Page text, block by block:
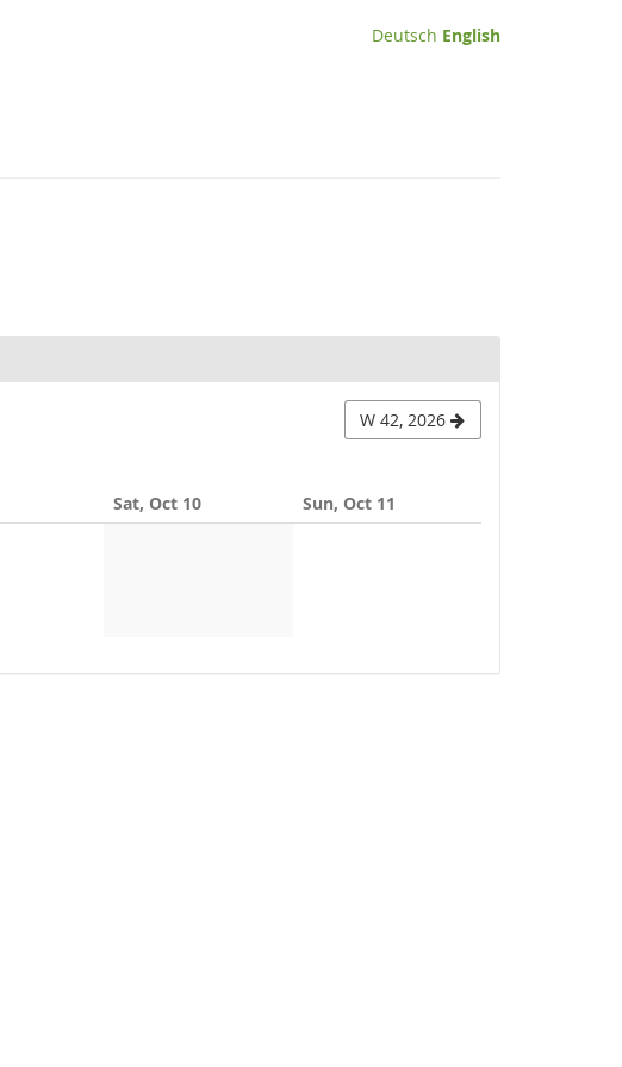
Deutsch English
W 42, 2026
Sat, Oct 10 Sun, Oct 11